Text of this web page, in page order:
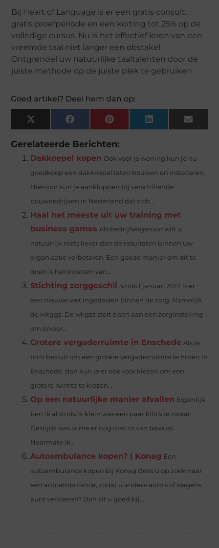
Bij Heart of Language is er een gratis consult,
gratis proefperiode en een korting tot 25% op de
volledige cursus. Nu is het effectief leren van een
vreemde taal niet langer een obstakel.
Ontgrendel uw natuurlijke taaltalenten door de
juiste methode op de juiste plek te gebruiken.
Goed artikel? Deel hem dan op:
X
(Twitter)
Facebook Pinterest LinkedIn Email
Gerelateerde Berichten:
Dakkoepel kopen Ook voor je woning kun je nu
goedkoop een dakkoepel laten bouwen en installeren.
Hiervoor kun je aankloppen bij verschillende
bouwbedrijven in Nederland dat zich...
Haal het meeste uit uw training met
business games Als bedrijfseigenaar wilt u
natuurlijk niets liever dan de resultaten binnen uw
organisatie verbeteren. Een goede manier om dit te
doen is het inzetten van...
Stichting zorggeschil Sinds 1 januari 2017 is er
een nieuwe wet ingetreden binnen de zorg. Namelijk
de wkggz. De wkgzz stelt eisen aan een zorginstelling
om ervoor...
Grotere vergaderruimte in Enschede Als je
toch besluit om een grotere vergaderruimte te huren in
Enschede, dan kun je er ook voor kiezen om een
grotere ruimte te kiezen....
Op een natuurlijke manier afvallen Eigenlijk
ben ik al sinds ik klein was een paar kilo’s te zwaar.
Destijds was ik me er nog niet zo van bewust.
Naarmate ik...
Autoambulance kopen? | Konag Een
autoambulance kopen bij Konag Bent u op zoek naar
een autoambulance, zodat u andere auto’s of wagens
kunt vervoeren? Dan zit u goed bij...